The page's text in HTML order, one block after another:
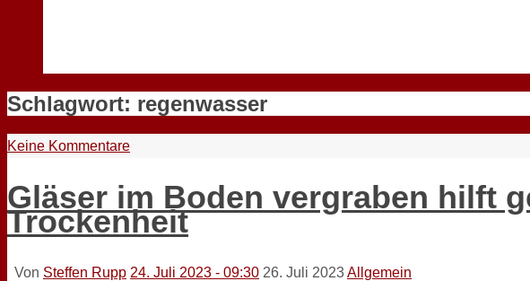
Schlagwort: regenwasser
Keine Kommentare
Gläser im Boden vergraben hilft
Trockenheit
Von Steffen Rupp 24. Juli 2023 - 09:30 26. Juli 2023Allgemein